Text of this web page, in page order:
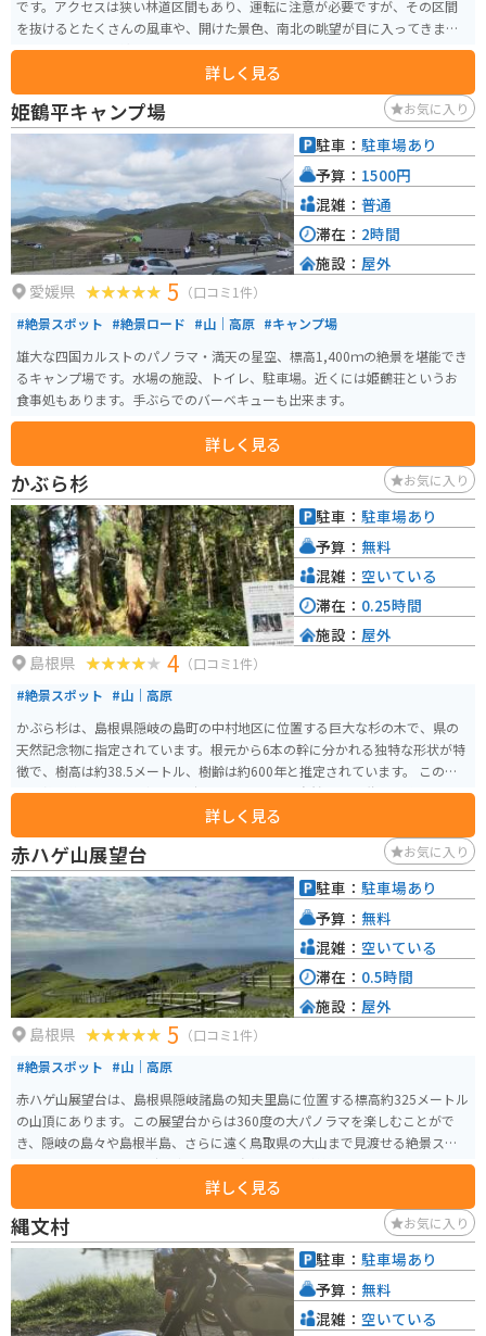
です。アクセスは狭い林道区間もあり、運転に注意が必要ですが、その区間
を抜けるとたくさんの風車や、開けた景色、南北の眺望が目に入ってきま
す。トイレのある綺麗なエリアもあります。
詳しく見る
姫鶴平キャンプ場 お気に入り
愛媛県 5 （口コミ1件）
#絶景スポット #絶景ロード #山｜高原 #キャンプ場
雄大な四国カルストのパノラマ・満天の星空、標高1,400ｍの絶景を堪能でき
るキャンプ場です。水場の施設、トイレ、駐車場。近くには姫鶴荘というお
食事処もあります。手ぶらでのバーベキューも出来ます。
詳しく見る
駐車： 駐車場あり
予算： 1500円
混雑： 普通
滞在： 2時間
施設： 屋外
かぶら杉 お気に入り
島根県 4 （口コミ1件）
#絶景スポット #山｜高原
かぶら杉は、島根県隠岐の島町の中村地区に位置する巨大な杉の木で、県の
天然記念物に指定されています。根元から6本の幹に分かれる独特な形状が特
徴で、樹高は約38.5メートル、樹齢は約600年と推定されています。 この木
の形態は約2万年前の氷河期を経たものとされ、自然の不思議さを感じさせま
す。かぶら杉は隠岐三大スギの一つとしても知られ、地域住民にとっても親
しまれる存在です。杉の迫力とその歴史的な価値を感じながら、自然の偉大
さを体感できます。
詳しく見る
駐車： 駐車場あり
予算： 無料
混雑： 空いている
滞在： 0.25時間
施設： 屋外
赤ハゲ山展望台 お気に入り
島根県 5 （口コミ1件）
#絶景スポット #山｜高原
赤ハゲ山展望台は、島根県隠岐諸島の知夫里島に位置する標高約325メートル
の山頂にあります。この展望台からは360度の大パノラマを楽しむことがで
き、隠岐の島々や島根半島、さらに遠く鳥取県の大山まで見渡せる絶景スポ
ットです。特に、カルデラ湾に浮かぶ島々の景色が美しく、晴れた日には日
本海に広がる風景が一望できます。 展望台周辺には放牧された牛がのんびり
と草を食む姿も見られます。駐車場やトイレも整備されており、自然を満喫
する観光地として人気があります。
詳しく見る
駐車： 駐車場あり
予算： 無料
混雑： 空いている
滞在： 0.5時間
施設： 屋外
縄文村 お気に入り
駐車： 駐車場あり
予算： 無料
混雑： 空いている